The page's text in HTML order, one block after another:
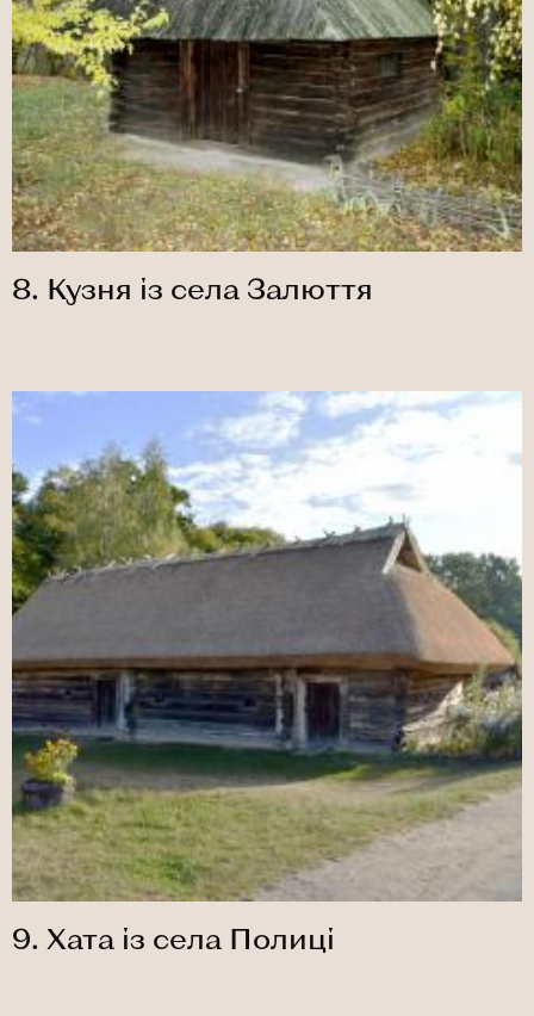
8. Кузня із села Залюття
9. Хата із села Полиці